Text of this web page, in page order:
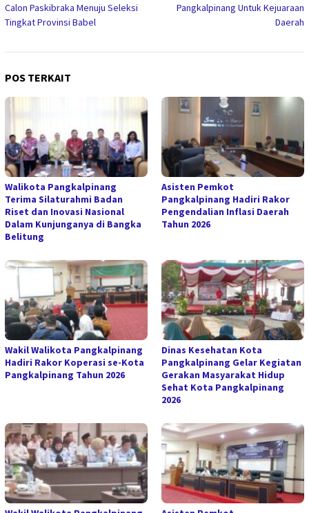
Calon Paskibraka Menuju Seleksi
Tingkat Provinsi Babel
Pangkalpinang Untuk Kejuaraan
Daerah
POS TERKAIT
Walikota Pangkalpinang
Terima Silaturahmi Badan
Riset dan Inovasi Nasional
Dalam Kunjunganya di Bangka
Belitung
Asisten Pemkot
Pangkalpinang Hadiri Rakor
Pengendalian Inflasi Daerah
Tahun 2026
Wakil Walikota Pangkalpinang
Hadiri Rakor Koperasi se-Kota
Pangkalpinang Tahun 2026
Dinas Kesehatan Kota
Pangkalpinang Gelar Kegiatan
Gerakan Masyarakat Hidup
Sehat Kota Pangkalpinang
2026